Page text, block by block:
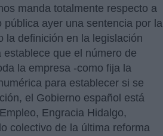
manda totalmente respecto a
pública ayer una sentencia por la
la definición en la legislación
establece que el número de
la empresa -como fija la
para establecer si se
el Gobierno español está
Engracia Hidalgo,
colectivo de la última reforma